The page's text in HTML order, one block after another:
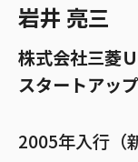
岩井 亮三
株式会社三菱
スタートアッ
2005年入行（